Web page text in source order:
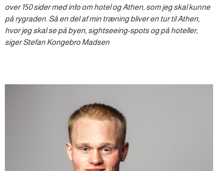
over 150 sider med info om hotel og Athen, som jeg skal kunne
på rygraden. Så en del af min træning bliver en tur til Athen,
hvor jeg skal se på byen, sightseeing-spots og på hoteller,
siger Stefan Kongebro Madsen